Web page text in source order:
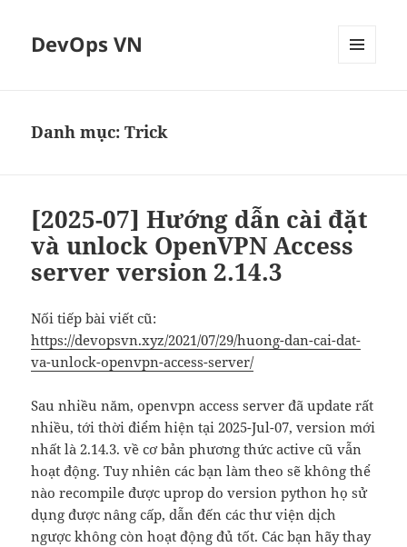
DevOps VN
Danh mục:Trick
[2025-07] Hướng dẫn cài đặt
và unlock OpenVPN Access
server version 2.14.3
Nối tiếp bài viết cũ:
https://devopsvn.xyz/2021/07/29/huong-dan-cai-dat-
va-unlock-openvpn-access-server/
Sau nhiều năm, openvpn access server đã update rất
nhiều, tới thời điểm hiện tại 2025-Jul-07, version mới
nhất là 2.14.3. về cơ bản phương thức active cũ vẫn
hoạt động. Tuy nhiên các bạn làm theo sẽ không thể
nào recompile được uprop do version python họ sử
dụng được nâng cấp, dẫn đến các thư viện dịch
ngược không còn hoạt động đủ tốt. Các bạn hãy thay